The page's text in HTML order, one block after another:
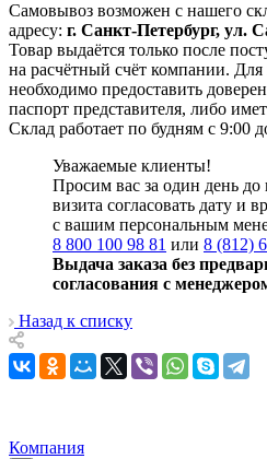
Самовывоз возможен с нашего
адресу: г. Санкт-Петербург, ул.
Товар выдаётся только после
на расчётный счёт компании. Для
необходимо предоставить
паспорт представителя, либо
Склад работает по будням с 9:00
Уважаемые клиенты!
Просим вас за один день до
визита согласовать дату и
с вашим персональным
8 800 100 98 81 или 8 (812)
Выдача заказа без
согласования с
Назад к списку
Компания